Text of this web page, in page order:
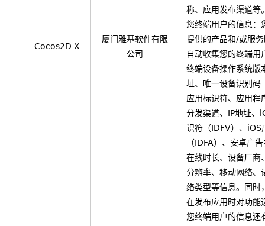
Cocos2D-X
厦门雅基软件有限
公司
称、应用发布渠道等
您终端用户的信息：
提供的产品和/或服
自动收集您的终端用
终端设备操作系统版
址、唯一设备识别码
应用标识符、应用程
分发渠道、IP地址、
识符（IDFV）、iOS
（IDFA）、安卓广
在线时长、设备厂商
分辨率、移动网络、
络类型等信息。同时
在发布应用时对功能
您终端用户的信息还